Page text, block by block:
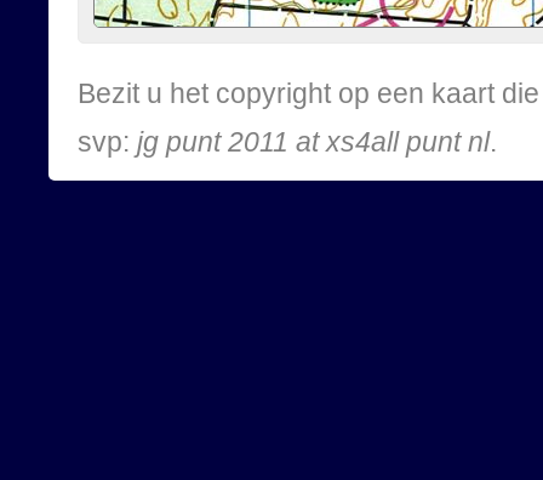
Bezit u het copyright op een kaart
svp: jg punt 2011 at xs4all punt nl.